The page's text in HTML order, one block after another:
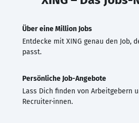
Über eine Million Jobs
Entdecke mit XING genau den Job,
passt.
Persönliche Job-Angebote
Lass Dich finden von Arbeitgebern
Recruiter·innen.